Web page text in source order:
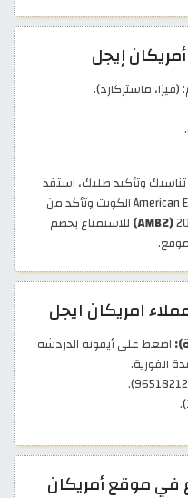
إيجل
(فيزا، ماستركارد).
وتأكيد طلبك، استفد
من أقوى عروض وكوبونات موقع American Eagle الكويت وتأكد من
(AMB2)
للاستمتاع بخصم
امريكان ايجل
اضغط على أيقونة الدردشة
الفورية.
في موقع أمريكان